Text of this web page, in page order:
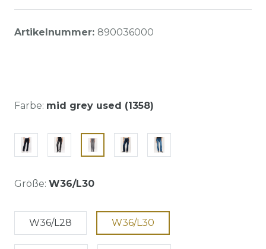
Artikelnummer: 890036000
Farbe: mid grey used (1358)
Größe: W36/L30
W36/L28 W36/L30